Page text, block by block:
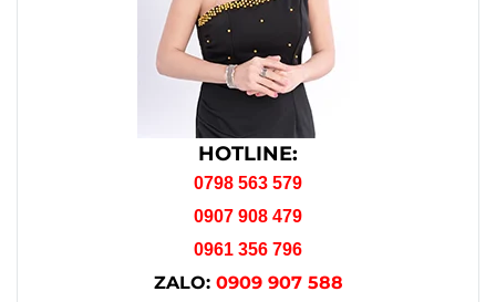
HOTLINE:
0798 563 579
0907 908 479
0961 356 796
ZALO: 0909 907 588